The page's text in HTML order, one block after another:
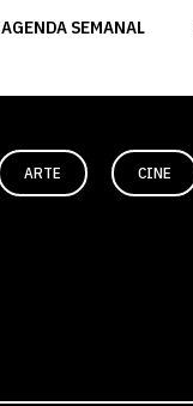
AGENDA SEMANAL
ARTE CINE